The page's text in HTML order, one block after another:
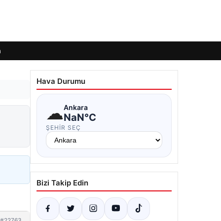
Hava Durumu
☁Ankara
NaN°C
ŞEHIR SEÇ
Bizi Takip Edin